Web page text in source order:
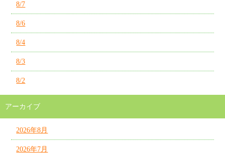
8/7
8/6
8/4
8/3
8/2
アーカイブ
2026年8月
2026年7月